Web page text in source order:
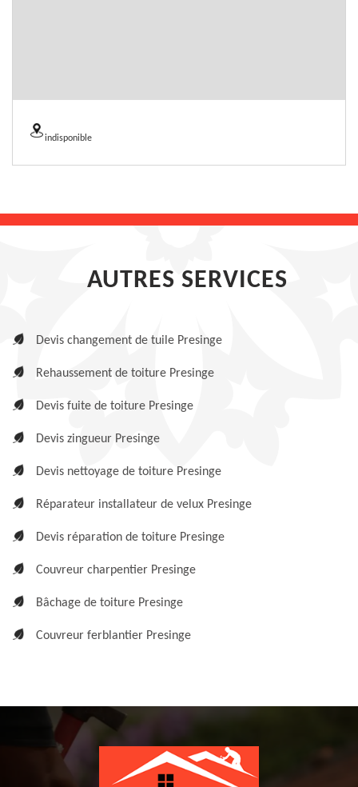
indisponible
AUTRES SERVICES
Devis changement de tuile Presinge
Rehaussement de toiture Presinge
Devis fuite de toiture Presinge
Devis zingueur Presinge
Devis nettoyage de toiture Presinge
Réparateur installateur de velux Presinge
Devis réparation de toiture Presinge
Couvreur charpentier Presinge
Bâchage de toiture Presinge
Couvreur ferblantier Presinge